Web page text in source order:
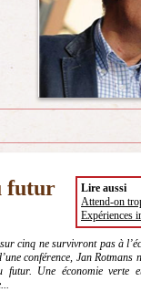
futur
Lire aussi
Attend-on
Expériences
cinq ne survivront pas à
conférence, Jan
futur. Une économie verte